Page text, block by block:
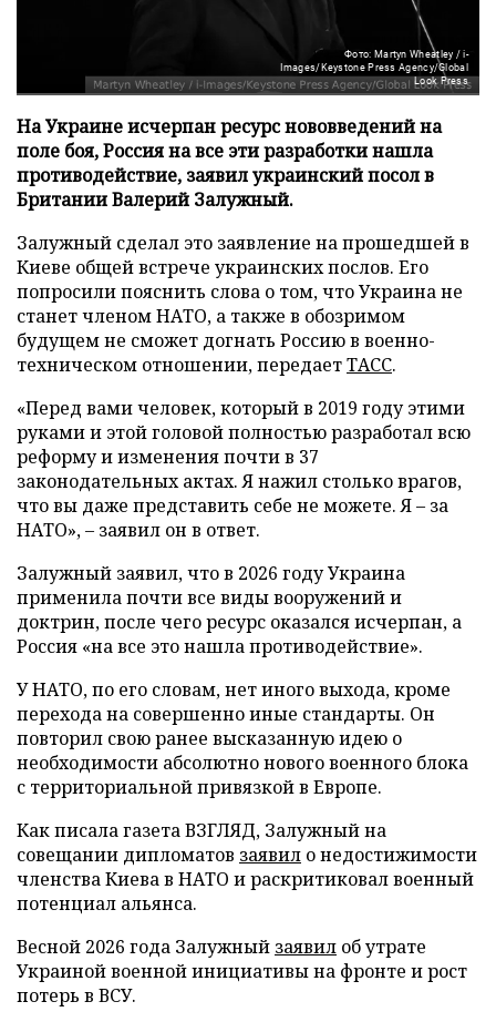
Фото: Martyn Wheatley / i-
Images/Keystone Press Agency/Global
Look Press
На Украине исчерпан ресурс нововведений на
поле боя, Россия на все эти разработки нашла
противодействие, заявил украинский посол в
Британии Валерий Залужный.
Залужный сделал это заявление на прошедшей в
Киеве общей встрече украинских послов. Его
попросили пояснить слова о том, что Украина не
станет членом НАТО, а также в обозримом
будущем не сможет догнать Россию в военно-
техническом отношении, передаетТАСС.
«Перед вами человек, который в 2019 году этими
руками и этой головой полностью разработал всю
реформу и изменения почти в 37
законодательных актах. Я нажил столько врагов,
что вы даже представить себе не можете. Я – за
НАТО», – заявил он в ответ.
Залужный заявил, что в 2026 году Украина
применила почти все виды вооружений и
доктрин, после чего ресурс оказался исчерпан, а
Россия «на все это нашла противодействие».
У НАТО, по его словам, нет иного выхода, кроме
перехода на совершенно иные стандарты. Он
повторил свою ранее высказанную идею о
необходимости абсолютно нового военного блока
с территориальной привязкой в Европе.
Как писала газета ВЗГЛЯД, Залужный на
совещании дипломатов заявил о недостижимости
членства Киева в НАТО и раскритиковал военный
потенциал альянса.
Весной 2026 года Залужный заявил об утрате
Украиной военной инициативы на фронте и рост
потерь в ВСУ.